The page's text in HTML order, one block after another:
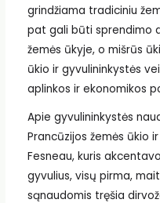
grindžiama tradiciniu
pat gali būti sprendimo
žemės ūkyje, o mišrūs
ūkio ir gyvulininkystės
aplinkos ir ekonomikos
Apie gyvulininkystės
Prancūzijos žemės ūkio
Fesneau, kuris
gyvulius, visų pirma,
sąnaudomis tręšia